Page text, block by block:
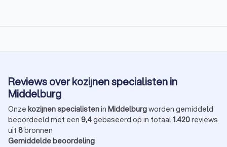
Reviews over kozijnen specialisten in
Middelburg
Onze kozijnen specialistenin Middelburgworden gemiddeld
beoordeeld met een 9,4gebaseerd op in totaal1.420reviews
uit 8bronnen
Gemiddelde beoordeling